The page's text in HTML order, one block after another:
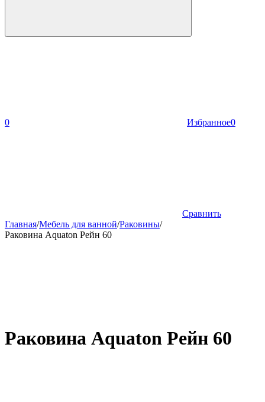
0 Избранное0
Сравнить
Главная/Мебель для ванной/Раковины/
Раковина Aquaton Рейн 60
Раковина Aquaton Рейн 60